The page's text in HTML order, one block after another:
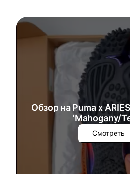
Обзор на Puma x
'Mahogany/
Смотреть